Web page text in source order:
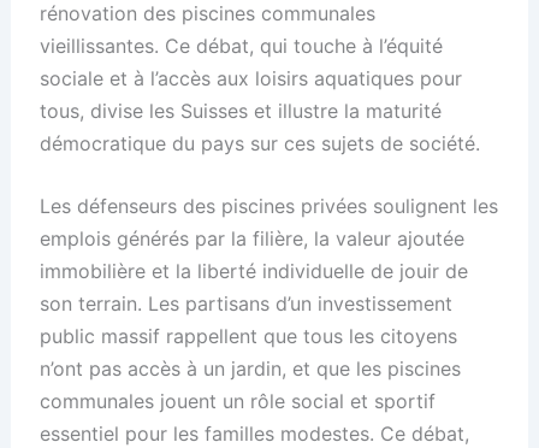
rénovation des piscines communales
vieillissantes. Ce débat, qui touche à l’équité
sociale et à l’accès aux loisirs aquatiques pour
tous, divise les Suisses et illustre la maturité
démocratique du pays sur ces sujets de société.
Les défenseurs des piscines privées soulignent les
emplois générés par la filière, la valeur ajoutée
immobilière et la liberté individuelle de jouir de
son terrain. Les partisans d’un investissement
public massif rappellent que tous les citoyens
n’ont pas accès à un jardin, et que les piscines
communales jouent un rôle social et sportif
essentiel pour les familles modestes. Ce débat,